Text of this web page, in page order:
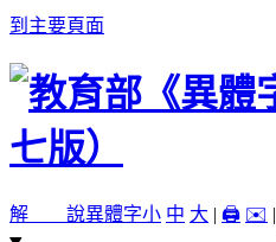
到主要頁面
解 說異體字小 中 大 | 🖨️ ✉️ |